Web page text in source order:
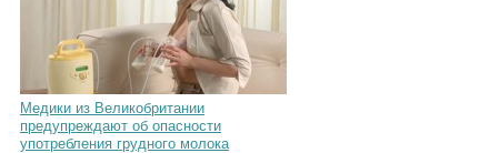
Медики из Великобритании
предупреждают об опасности
употребления грудного молока